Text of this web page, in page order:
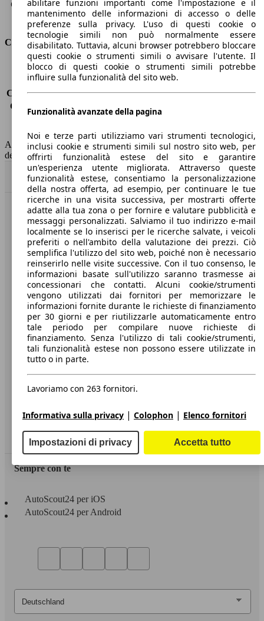
Capacità di traino (con freni)
1000 kg
Volume del bagagliaio
608 - 1653 l
Consumi
Emissioni di CO2*
108 g/km (komb.)
Consumo (urbano)
5.9 l/100km
Consumo (extra-urbano) 4.1 l/100km
Consumo (combinato)*
4.8 l/100km
Capacità del serbatoio
52 l
AutoScout24 non si assume alcuna responsabilità per la correttezza
dei dati.
Torna su
Benvenuti su AutoScout24, il mercato auto europeo.
Società
A proposito di AutoScout24
Stampa
Media
Condizioni generali
Informazioni
Privacy
Dichiarazione di Accessibilità
Servizi
Area rivenditori
Sempre con te
AutoScout24 per iOS
AutoScout24 per Android
abilitare funzioni importanti come l'impostazione e il
mantenimento delle informazioni di accesso o delle
preferenze sulla privacy. L'uso di questi cookie o
tecnologie simili non può normalmente essere
disabilitato. Tuttavia, alcuni browser potrebbero bloccare
questi cookie o strumenti simili o avvisare l'utente. Il
blocco di questi cookie o strumenti simili potrebbe
influire sulla funzionalità del sito web.
Funzionalità avanzate della pagina
Noi e terze parti utilizziamo vari strumenti tecnologici,
inclusi cookie e strumenti simili sul nostro sito web, per
offrirti funzionalità estese del sito e garantire
un'esperienza utente migliorata. Attraverso queste
funzionalità estese, consentiamo la personalizzazione
della nostra offerta, ad esempio, per continuare le tue
ricerche in una visita successiva, per mostrarti offerte
adatte alla tua zona o per fornire e valutare pubblicità e
messaggi personalizzati. Salviamo il tuo indirizzo e-mail
localmente se lo inserisci per le ricerche salvate, i veicoli
preferiti o nell'ambito della valutazione dei prezzi. Ciò
semplifica l'utilizzo del sito web, poiché non è necessario
reinserirlo nelle visite successive. Con il tuo consenso, le
informazioni basate sull'utilizzo saranno trasmesse ai
concessionari che contatti. Alcuni cookie/strumenti
vengono utilizzati dai fornitori per memorizzare le
informazioni fornite durante le richieste di finanziamento
per 30 giorni e per riutilizzarle automaticamente entro
tale periodo per compilare nuove richieste di
finanziamento. Senza l'utilizzo di tali cookie/strumenti,
tali funzionalità estese non possono essere utilizzate in
tutto o in parte.
Lavoriamo con 263 fornitori.
Informativa sulla privacy | Colophon | Elenco fornitori
Impostazioni di privacy Accetta tutto